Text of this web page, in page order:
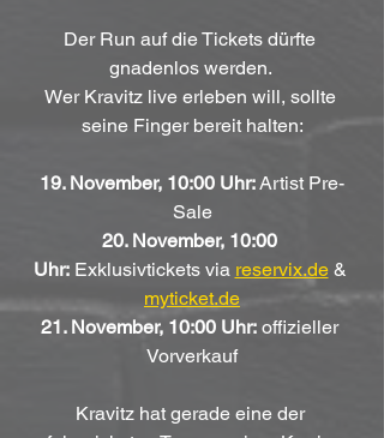
Der Run auf die Tickets dürfte
gnadenlos werden.
Wer Kravitz live erleben will, sollte
seine Finger bereit halten:
19. November, 10:00 Uhr: Artist Pre-
Sale
20. November, 10:00
Uhr: Exklusivtickets via reservix.de &
myticket.de
21. November, 10:00 Uhr: offizieller
Vorverkauf
Kravitz hat gerade eine der